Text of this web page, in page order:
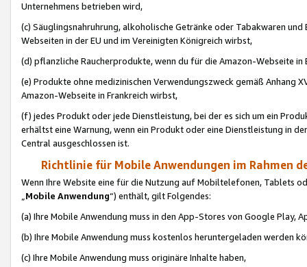
Unternehmens betrieben wird,
(c) Säuglingsnahruhrung, alkoholische Getränke oder Tabakwaren
Webseiten in der EU und im Vereinigten Königreich wirbst,
(d) pflanzliche Raucherprodukte, wenn du für die Amazon-Webseite in
(e) Produkte ohne medizinischen Verwendungszweck gemäß Anhang
Amazon-Webseite in Frankreich wirbst,
(f) jedes Produkt oder jede Dienstleistung, bei der es sich um ein
erhältst eine Warnung, wenn ein Produkt oder eine Dienstleistung in
Central ausgeschlossen ist.
Richtlinie für Mobile Anwendungen im Rahmen
Wenn Ihre Website eine für die Nutzung auf Mobiltelefonen, Tablets
„Mobile Anwendung“) enthält, gilt Folgendes:
(a) Ihre Mobile Anwendung muss in den App-Stores von Google Play,
(b) Ihre Mobile Anwendung muss kostenlos heruntergeladen werden
(c) Ihre Mobile Anwendung muss originäre Inhalte haben,